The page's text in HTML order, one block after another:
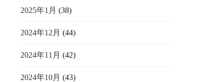
2025年1月 (38)
2024年12月 (44)
2024年11月 (42)
2024年10月 (43)